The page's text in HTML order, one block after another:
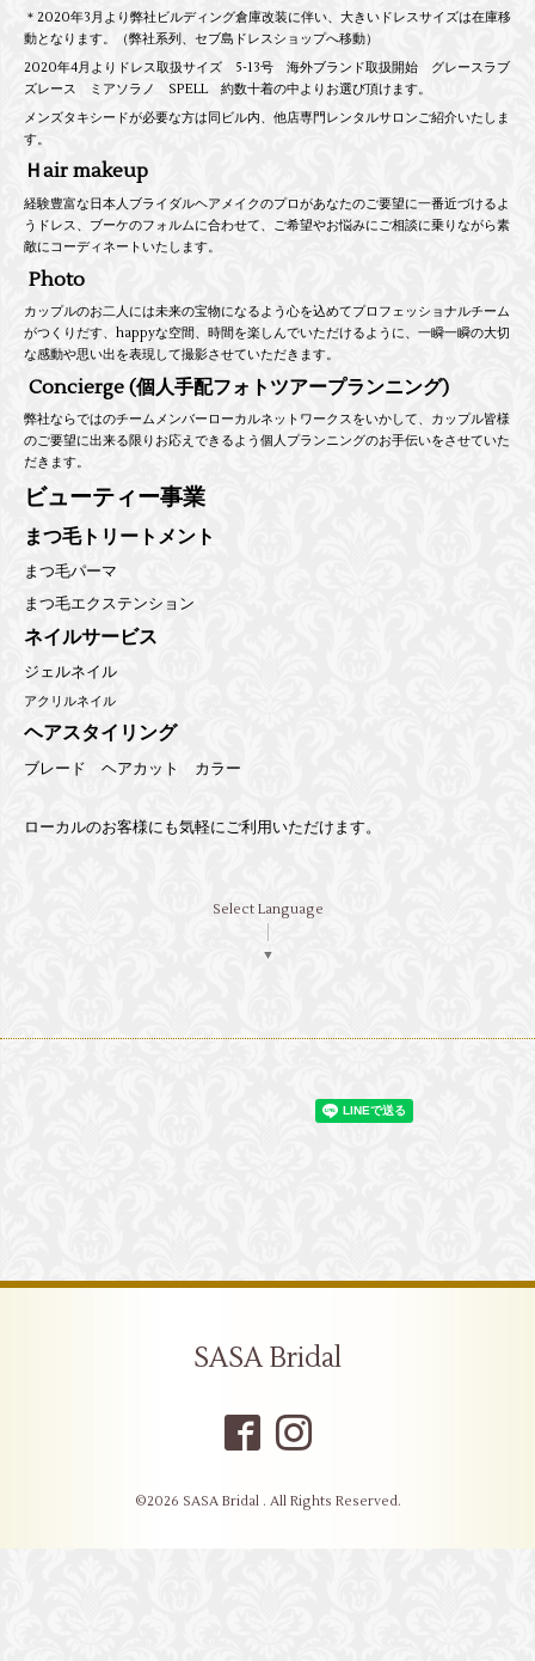
＊2020年3月より弊社ビルディング倉庫改装に伴い、大きいドレスサイズは在庫移
動となります。（弊社系列、セブ島ドレスショップへ移動）
2020年4月よりドレス取扱サイズ 5-13号 海外ブランド取扱開始 グレースラブ
ズレース ミアソラノ SPELL 約数十着の中よりお選び頂けます。
メンズタキシードが必要な方は同ビル内、他店専門レンタルサロンご紹介いたしま
す。
Ｈair makeup
経験豊富な日本人ブライダルヘアメイクのプロがあなたのご要望に一番近づけるよ
うドレス、ブーケのフォルムに合わせて、ご希望やお悩みにご相談に乗りながら素
敵にコーディネートいたします。
Photo
カップルのお二人には未来の宝物になるよう心を込めてプロフェッショナルチーム
がつくりだす、happyな空間、時間を楽しんでいただけるように、一瞬一瞬の大切
な感動や思い出を表現して撮影させていただきます。
Concierge (個人手配フォトツアープランニング)
弊社ならではのチームメンバーローカルネットワークスをいかして、カップル皆様
のご要望に出来る限りお応えできるよう個人プランニングのお手伝いをさせていた
だきます。
ビューティー事業
まつ毛トリートメント
まつ毛パーマ
まつ毛エクステンション
ネイルサービス
ジェルネイル
アクリルネイル
ヘアスタイリング
ブレード ヘアカット カラー
ローカルのお客様にも気軽にご利用いただけます。
Select Language
▼
SASA Bridal
©2026 SASA Bridal . All Rights Reserved.